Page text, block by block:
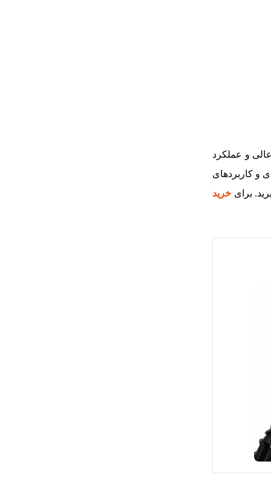
و عملکرد
و کاربردهای
برای خرید